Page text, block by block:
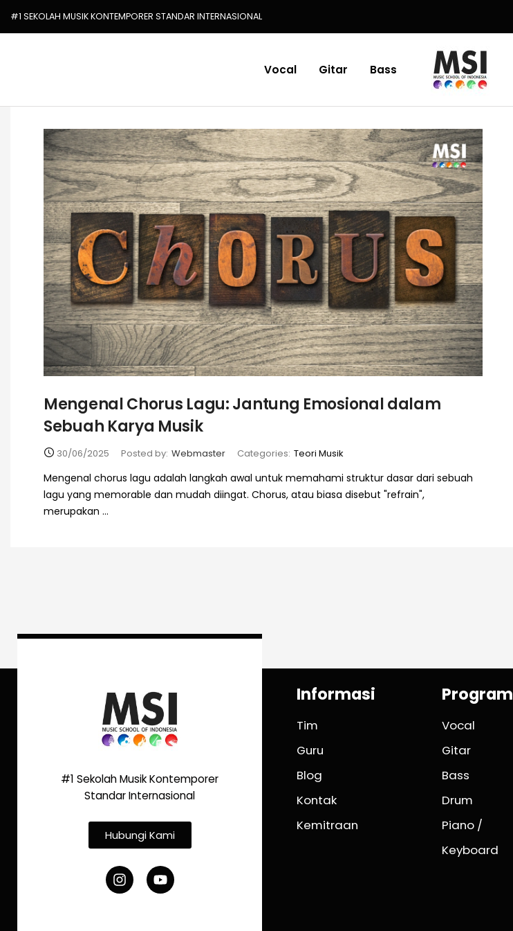
#1 SEKOLAH MUSIK KONTEMPORER STANDAR INTERNASIONAL
Vocal Gitar Bass
Mengenal Chorus Lagu: Jantung Emosional dalam
Sebuah Karya Musik
30/06/2025 Posted by: Webmaster Categories: Teori Musik
Mengenal chorus lagu adalah langkah awal untuk memahami struktur dasar dari sebuah
lagu yang memorable dan mudah diingat. Chorus, atau biasa disebut "refrain",
merupakan ...
#1 Sekolah Musik Kontemporer
Standar Internasional
Hubungi Kami
Informasi
Tim
Guru
Blog
Kontak
Kemitraan
Program
Vocal
Gitar
Bass
Drum
Piano /
Keyboard